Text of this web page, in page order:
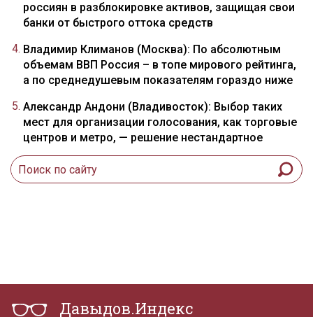
россиян в разблокировке активов, защищая свои
банки от быстрого оттока средств
Владимир Климанов (Москва): По абсолютным
объемам ВВП Россия – в топе мирового рейтинга,
а по среднедушевым показателям гораздо ниже
Александр Андони (Владивосток): Выбор таких
мест для организации голосования, как торговые
центров и метро, — решение нестандартное
Давыдов.Индекс